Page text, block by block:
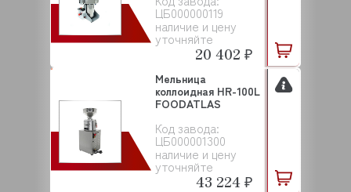
ЦБ000000119
наличие и цену
уточняйте
20 402 ₽
Код завода:
ЦБ000001300
наличие и цену
уточняйте
Мельница
коллоидная HR-100L
FOODATLAS
43 224 ₽